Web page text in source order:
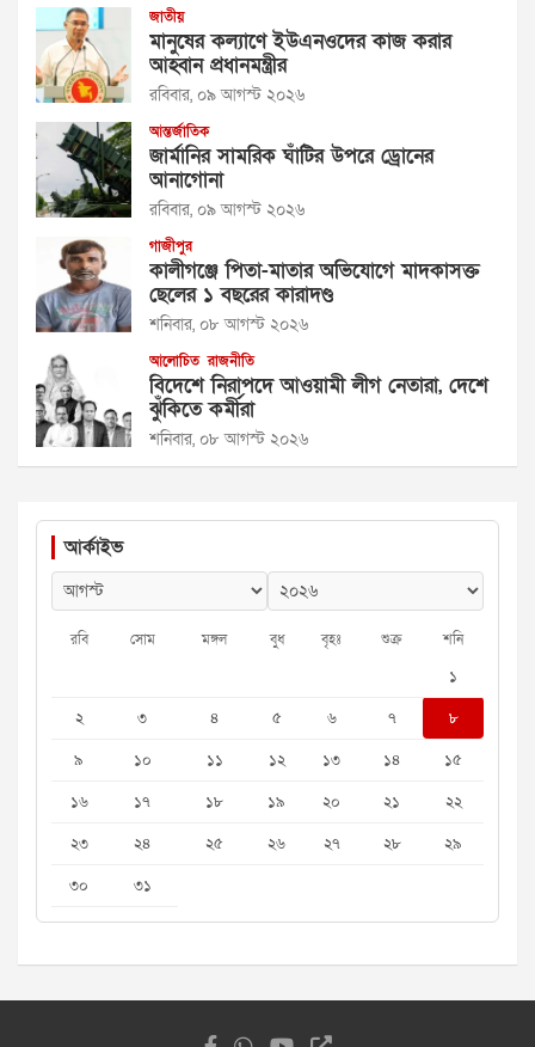
জাতীয়
মানুষের কল্যাণে ইউএনওদের কাজ করার
আহ্বান প্রধানমন্ত্রীর
রবিবার, ০৯ আগস্ট ২০২৬
আন্তর্জাতিক
জার্মানির সামরিক ঘাঁটির উপরে ড্রোনের
আনাগোনা
রবিবার, ০৯ আগস্ট ২০২৬
গাজীপুর
কালীগঞ্জে পিতা-মাতার অভিযোগে মাদকাসক্ত
ছেলের ১ বছরের কারাদণ্ড
শনিবার, ০৮ আগস্ট ২০২৬
আলোচিত রাজনীতি
বিদেশে নিরাপদে আওয়ামী লীগ নেতারা, দেশে
ঝুঁকিতে কর্মীরা
শনিবার, ০৮ আগস্ট ২০২৬
আর্কাইভ
রবি সোম মঙ্গল বুধ বৃহঃ শুক্র শনি
১
২
৩ ৪ ৫ ৬ ৭
৮
৯
১০ ১১ ১২ ১৩ ১৪
১৫
১৬
১৭ ১৮ ১৯ ২০ ২১
২২
২৩
২৪ ২৫ ২৬ ২৭ ২৮
২৯
৩০
৩১